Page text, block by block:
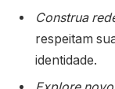
Construa
respeitam
identidade.